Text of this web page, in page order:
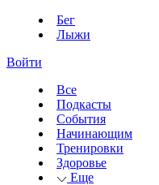
Бег
Лыжи
Войти
Все
Подкасты
События
Начинающим
Тренировки
Здоровье
Еще